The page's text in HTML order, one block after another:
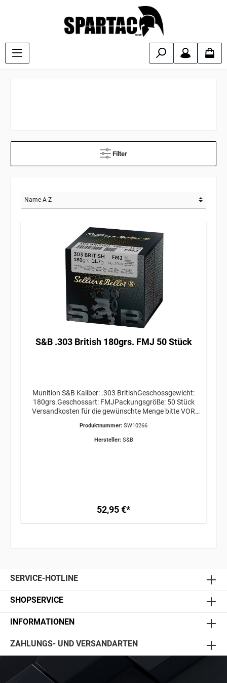
Filter
S&B .303 British 180grs. FMJ 50 Stück
Munition S&B Kaliber: .303 BritishGeschossgewicht:
180grs.Geschossart: FMJPackungsgröße: 50 Stück
Versandkosten für die gewünschte Menge bitte VOR
ERWERBSBERECHTIGUNG ERFORDERLICH /
GEFAHRGUT / VERSAND AB 34,95€
Produktnummer: SW10266
Hersteller: S&B
52,95 €*
SERVICE-HOTLINE
SHOPSERVICE
INFORMATIONEN
ZAHLUNGS- UND VERSANDARTEN